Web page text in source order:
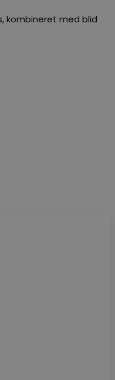
kombineret med blid